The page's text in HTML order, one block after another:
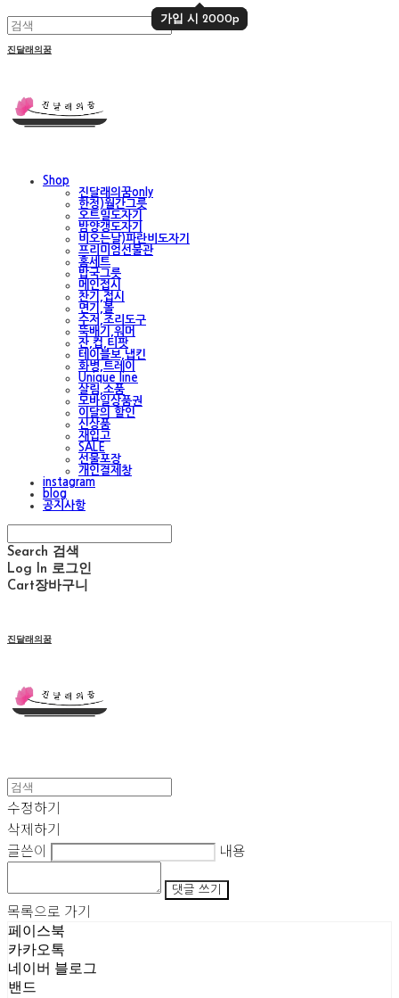
가입 시 2000p
가입 시 2000p
진달래의꿈
Shop
진달래의꿈only
한정)월간그릇
오트밀도자기
밤양갱도자기
비오는날)파란비도자기
프리미엄선물관
홈세트
밥국그릇
메인접시
찬기,접시
면기,볼
수저,조리도구
뚝배기,워머
잔,컵,티팟
테이블보,냅킨
화병,트레이
Unique line
살림,소품
모바일상품권
이달의 할인
신상품
재입고
SALE
선물포장
개인결제창
instagram
blog
공지사항
Search 검색
Log In 로그인
Cart장바구니
진달래의꿈
수정하기
삭제하기
글쓴이
내용
댓글 쓰기
목록으로 가기
페이스북
카카오톡
네이버 블로그
밴드